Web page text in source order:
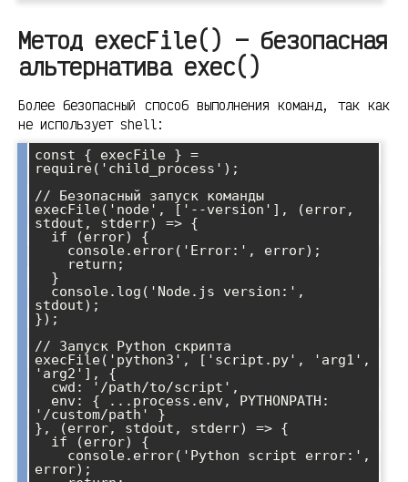
Метод execFile() — безопасная
альтернатива exec()
Более безопасный способ выполнения команд, так как
не использует shell:
const { execFile } =
require('child_process');
// Безопасный запуск команды
execFile('node', ['--version'], (error,
stdout, stderr) => {
stdout);
});
// Запуск Python скрипта
execFile('python3', ['script.py', 'arg1',
'arg2'], {
'/custom/path' }
}, (error, stdout, stderr) => {
error);